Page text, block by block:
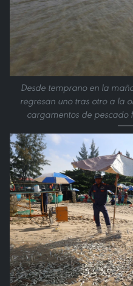
Desde temprano en la
regresan uno tras otro a la
cargamentos de pescado